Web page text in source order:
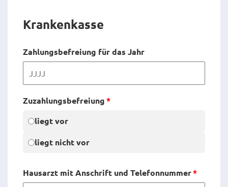
Krankenkasse
Zahlungsbefreiung für das Jahr
Zuzahlungsbefreiung*
liegt vor
liegt nicht vor
Hausarzt mit Anschrift und Telefonnummer*